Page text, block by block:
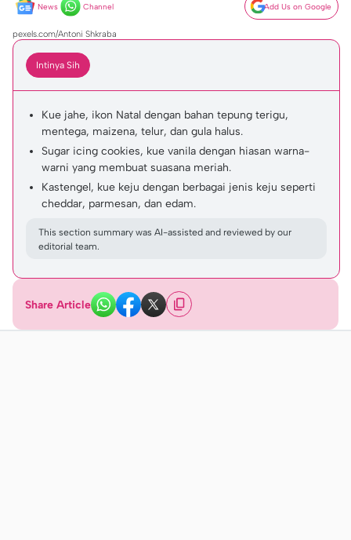
News Channel Add Us on Google
pexels.com/Antoni Shkraba
Intinya Sih
Kue jahe, ikon Natal dengan bahan tepung terigu,
mentega, maizena, telur, dan gula halus.
Sugar icing cookies, kue vanila dengan hiasan warna-
warni yang membuat suasana meriah.
Kastengel, kue keju dengan berbagai jenis keju seperti
cheddar, parmesan, dan edam.
This section summary was AI-assisted and reviewed by our
editorial team.
Share Article